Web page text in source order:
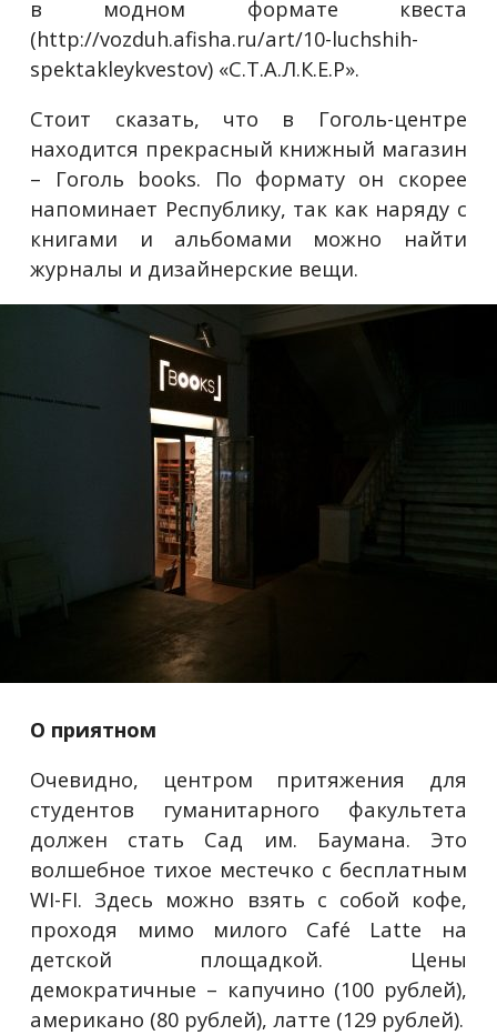
в модном формате квеста
(http://vozduh.afisha.ru/art/10-luchshih-
spektakleykvestov) «С.Т.А.Л.К.Е.Р».
Стоит сказать, что в Гоголь-центре
находится прекрасный книжный магазин
– Гоголь books. По формату он скорее
напоминает Республику, так как наряду с
книгами и альбомами можно найти
журналы и дизайнерские вещи.
О приятном
Очевидно, центром притяжения для
студентов гуманитарного факультета
должен стать Сад им. Баумана. Это
волшебное тихое местечко с бесплатным
WI-FI. Здесь можно взять с собой кофе,
проходя мимо милого Café Latte на
детской площадкой. Цены
демократичные – капучино (100 рублей),
американо (80 рублей), латте (129 рублей).